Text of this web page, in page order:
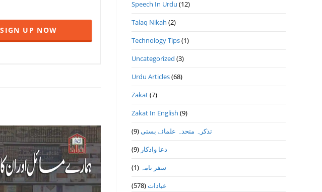
Speech In Urdu (12)
Talaq Nikah (2)
Technology Tips(1)
Uncategorized (3)
Urdu Articles(68)
Zakat(7)
Zakat In English (9)
تذكرہ متحدہ علمائے بستى(9)
دعا واذكار (9)
سفر نامہ (1)
عبادات(578)